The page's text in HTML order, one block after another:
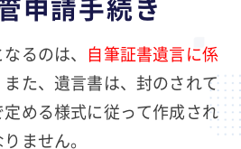
申請手続き
るのは、 自筆証書遺言に係
また、遺言書は、封のされて
める様式に従って作成され
ません。